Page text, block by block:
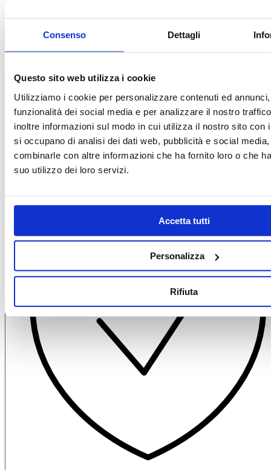
Consenso Dettagli
Questo sito web utilizza i cookie
Utilizziamo i cookie per personalizzare contenuti ed
funzionalità dei social media e per analizzare il nostro
inoltre informazioni sul modo in cui utilizza il nostro sito con
si occupano di analisi dei dati web, pubblicità e social
combinarle con altre informazioni che ha fornito loro o che
suo utilizzo dei loro servizi.
Accetta tutti
Personalizza
Rifiuta
Questo prodotto potrebbe essere compatibile con:
Per maggiori informazioni su IVA e fatturazione clicca qui
IVA
Richiedi assistenza
Richiedi assistenza
Contattaci su WhatsApp